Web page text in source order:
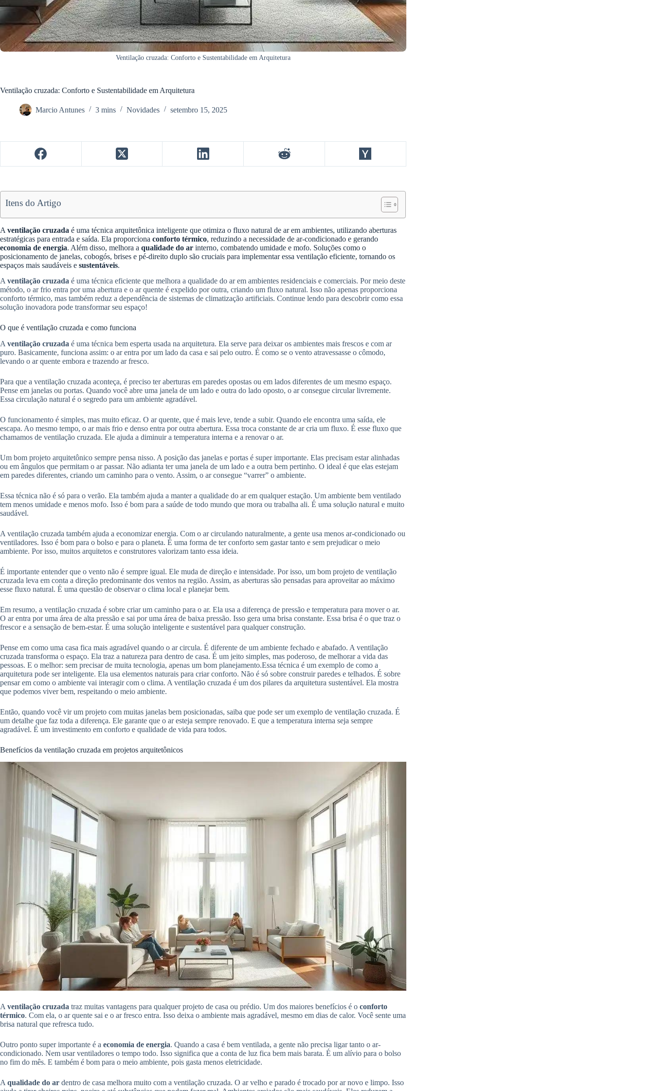
Ventilação cruzada: Conforto e Sustentabilidade em Arquitetura
Ventilação cruzada: Conforto e Sustentabilidade em Arquitetura
Marcio Antunes 3 mins Novidades setembro 15, 2025
Itens do Artigo
A ventilação cruzada é uma técnica arquitetônica inteligente que otimiza o fluxo natural de ar em ambientes, utilizando aberturas
estratégicas para entrada e saída. Ela proporciona conforto térmico, reduzindo a necessidade de ar-condicionado e gerando
economia de energia. Além disso, melhora a qualidade do ar interno, combatendo umidade e mofo. Soluções como o
posicionamento de janelas, cobogós, brises e pé-direito duplo são cruciais para implementar essa ventilação eficiente, tornando os
espaços mais saudáveis e sustentáveis.
Aventilação cruzada é uma técnica eficiente que melhora a qualidade do ar em ambientes residenciais e comerciais. Por meio deste
método, o ar frio entra por uma abertura e o ar quente é expelido por outra, criando um fluxo natural. Isso não apenas proporciona
conforto térmico, mas também reduz a dependência de sistemas de climatização artificiais. Continue lendo para descobrir como essa
solução inovadora pode transformar seu espaço!
O que é ventilação cruzada e como funciona
A ventilação cruzada é uma técnica bem esperta usada na arquitetura. Ela serve para deixar os ambientes mais frescos e com ar
puro. Basicamente, funciona assim: o ar entra por um lado da casa e sai pelo outro. É como se o vento atravessasse o cômodo,
levando o ar quente embora e trazendo ar fresco.
Para que a ventilação cruzada aconteça, é preciso ter aberturas em paredes opostas ou em lados diferentes de um mesmo espaço.
Pense em janelas ou portas. Quando você abre uma janela de um lado e outra do lado oposto, o ar consegue circular livremente.
Essa circulação natural é o segredo para um ambiente agradável.
O funcionamento é simples, mas muito eficaz. O ar quente, que é mais leve, tende a subir. Quando ele encontra uma saída, ele
escapa. Ao mesmo tempo, o ar mais frio e denso entra por outra abertura. Essa troca constante de ar cria um fluxo. É esse fluxo que
chamamos de ventilação cruzada. Ele ajuda a diminuir a temperatura interna e a renovar o ar.
Um bom projeto arquitetônico sempre pensa nisso. A posição das janelas e portas é super importante. Elas precisam estar alinhadas
ou em ângulos que permitam o ar passar. Não adianta ter uma janela de um lado e a outra bem pertinho. O ideal é que elas estejam
em paredes diferentes, criando um caminho para o vento. Assim, o ar consegue “varrer” o ambiente.
Essa técnica não é só para o verão. Ela também ajuda a manter a qualidade do ar em qualquer estação. Um ambiente bem ventilado
tem menos umidade e menos mofo. Isso é bom para a saúde de todo mundo que mora ou trabalha ali. É uma solução natural e muito
saudável.
A ventilação cruzada também ajuda a economizar energia. Com o ar circulando naturalmente, a gente usa menos ar-condicionado ou
ventiladores. Isso é bom para o bolso e para o planeta. É uma forma de ter conforto sem gastar tanto e sem prejudicar o meio
ambiente. Por isso, muitos arquitetos e construtores valorizam tanto essa ideia.
É importante entender que o vento não é sempre igual. Ele muda de direção e intensidade. Por isso, um bom projeto de ventilação
cruzada leva em conta a direção predominante dos ventos na região. Assim, as aberturas são pensadas para aproveitar ao máximo
esse fluxo natural. É uma questão de observar o clima local e planejar bem.
Em resumo, a ventilação cruzada é sobre criar um caminho para o ar. Ela usa a diferença de pressão e temperatura para mover o ar.
O ar entra por uma área de alta pressão e sai por uma área de baixa pressão. Isso gera uma brisa constante. Essa brisa é o que traz o
frescor e a sensação de bem-estar. É uma solução inteligente e sustentável para qualquer construção.
Pense em como uma casa fica mais agradável quando o ar circula. É diferente de um ambiente fechado e abafado. A ventilação
cruzada transforma o espaço. Ela traz a natureza para dentro de casa. É um jeito simples, mas poderoso, de melhorar a vida das
pessoas. E o melhor: sem precisar de muita tecnologia, apenas um bom planejamento.Essa técnica é um exemplo de como a
arquitetura pode ser inteligente. Ela usa elementos naturais para criar conforto. Não é só sobre construir paredes e telhados. É sobre
pensar em como o ambiente vai interagir com o clima. A ventilação cruzada é um dos pilares da arquitetura sustentável. Ela mostra
que podemos viver bem, respeitando o meio ambiente.
Então, quando você vir um projeto com muitas janelas bem posicionadas, saiba que pode ser um exemplo de ventilação cruzada. É
um detalhe que faz toda a diferença. Ele garante que o ar esteja sempre renovado. E que a temperatura interna seja sempre
agradável. É um investimento em conforto e qualidade de vida para todos.
Benefícios da ventilação cruzada em projetos arquitetônicos
A ventilação cruzada traz muitas vantagens para qualquer projeto de casa ou prédio. Um dos maiores benefícios é o conforto
térmico. Com ela, o ar quente sai e o ar fresco entra. Isso deixa o ambiente mais agradável, mesmo em dias de calor. Você sente uma
brisa natural que refresca tudo.
Outro ponto super importante é a economia de energia. Quando a casa é bem ventilada, a gente não precisa ligar tanto o ar-
condicionado. Nem usar ventiladores o tempo todo. Isso significa que a conta de luz fica bem mais barata. É um alívio para o bolso
no fim do mês. E também é bom para o meio ambiente, pois gasta menos eletricidade.
A qualidade do ar dentro de casa melhora muito com a ventilação cruzada. O ar velho e parado é trocado por ar novo e limpo. Isso